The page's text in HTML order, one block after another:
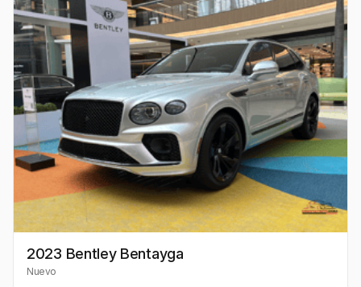
2023 Bentley Bentayga
Nuevo